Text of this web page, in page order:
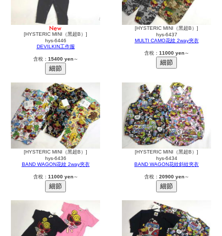
[HYSTERIC MINI（黑超B）]
hys-6446
DEVILKIN工作服
含稅： 15400 yen～
[HYSTERIC MINI（黑超B）]
hys-6437
MULTI CAMO花紋 2way夾衣
含稅： 11000 yen～
[HYSTERIC MINI（黑超B）]
hys-6436
BAND WAGON花紋 2way夾衣
含稅： 11000 yen～
[HYSTERIC MINI（黑超B）]
hys-6434
BAND WAGON花紋斜紋夾衣
含稅： 20900 yen～